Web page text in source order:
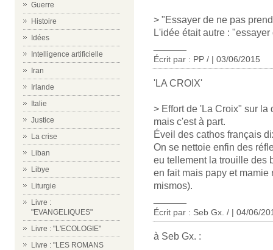
Guerre
Histoire
Idées
Intelligence artificielle
Iran
Irlande
Italie
Justice
La crise
Liban
Libye
Liturgie
Livre :
"EVANGELIQUES"
Livre : "L'ECOLOGIE"
Livre : "LES ROMANS
> "Essayer de ne pas
L'idée était autre :
Écrit par : PP / | 03/06/2015
'LA CROIX'
> Effort de 'La Croix" sur
mais c'est à part.
Éveil des cathos français
On se nettoie enfin des
eu tellement la trouille des
en fait mais papy et
mismos).
Écrit par : Seb Gx. / | 04/06/
à Seb Gx. :